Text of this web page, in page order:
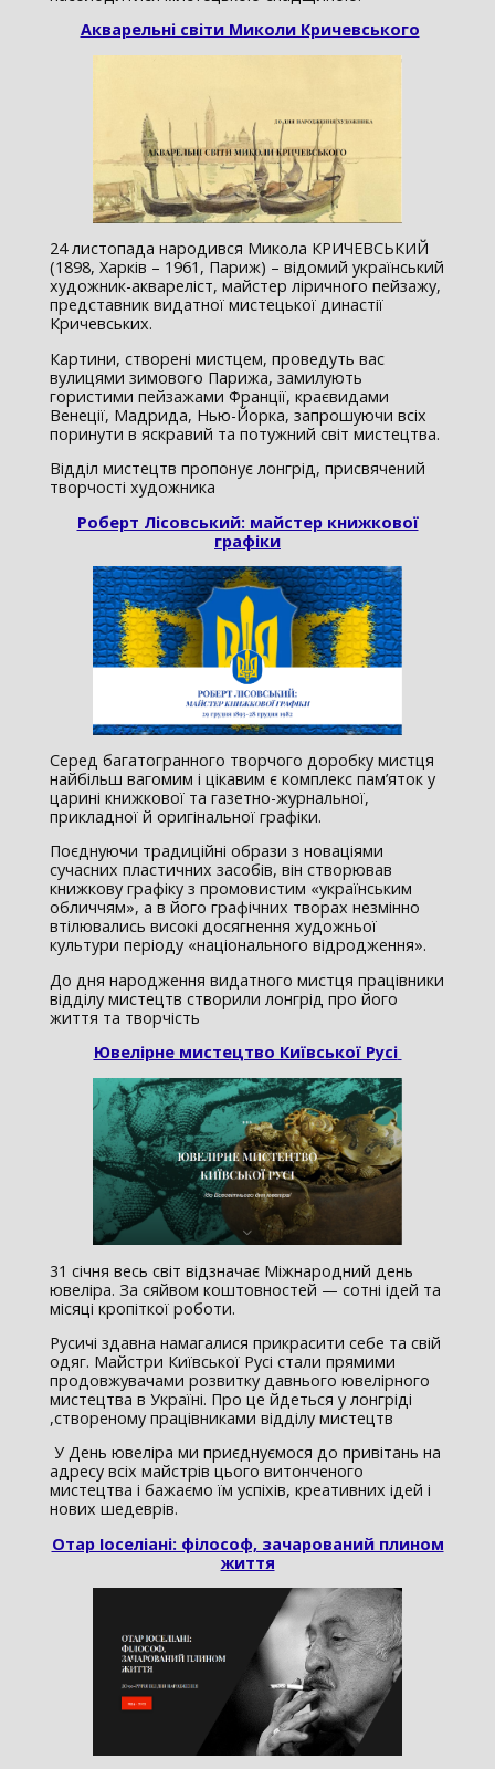
Акварельні світи Миколи Кричевського
24 листопада народився Микола КРИЧЕВСЬКИЙ
(1898, Харків – 1961, Париж) – відомий український
художник-аквареліст, майстер ліричного пейзажу,
представник видатної мистецької династії
Кричевських.
Картини, створені мистцем, проведуть вас
вулицями зимового Парижа, замилують
гористими пейзажами Франції, краєвидами
Венеції, Мадрида, Нью-Йорка, запрошуючи всіх
поринути в яскравий та потужний світ мистецтва.
Відділ мистецтв пропонує лонгрід, присвячений
творчості художника
Роберт Лісовський: майстер книжкової
графіки
Серед багатогранного творчого доробку мистця
найбільш вагомим і цікавим є комплекс пам’яток у
царині книжкової та газетно-журнальної,
прикладної й оригінальної графіки.
Поєднуючи традиційні образи з новаціями
сучасних пластичних засобів, він створював
книжкову графіку з промовистим «українським
обличчям», а в його графічних творах незмінно
втілювались високі досягнення художньої
культури періоду «національного відродження».
До дня народження видатного мистця працівники
відділу мистецтв створили лонгрід про його
життя та творчість
Ювелірне мистецтво Київської Русі
31 січня весь світ відзначає Міжнародний день
ювеліра. За сяйвом коштовностей — сотні ідей та
місяці кропіткої роботи.
Русичі здавна намагалися прикрасити себе та свій
одяг. Майстри Київської Русі стали прямими
продовжувачами розвитку давнього ювелірного
мистецтва в Україні. Про це йдеться у лонгріді
,створеному працівниками відділу мистецтв
У День ювеліра ми приєднуємося до привітань на
адресу всіх майстрів цього витонченого
мистецтва і бажаємо їм успіхів, креативних ідей і
нових шедеврів.
Отар Іоселіані: філософ, зачарований плином
життя